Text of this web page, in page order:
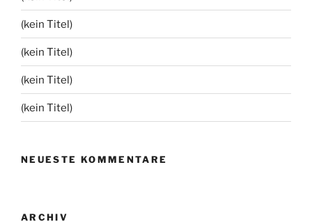
(kein Titel)
(kein Titel)
(kein Titel)
(kein Titel)
NEUESTE KOMMENTARE
ARCHIV